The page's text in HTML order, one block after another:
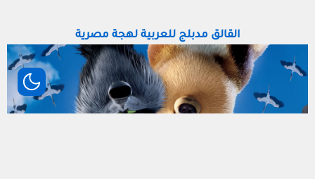
القالق مدبلج للعربية لهجة مصرية